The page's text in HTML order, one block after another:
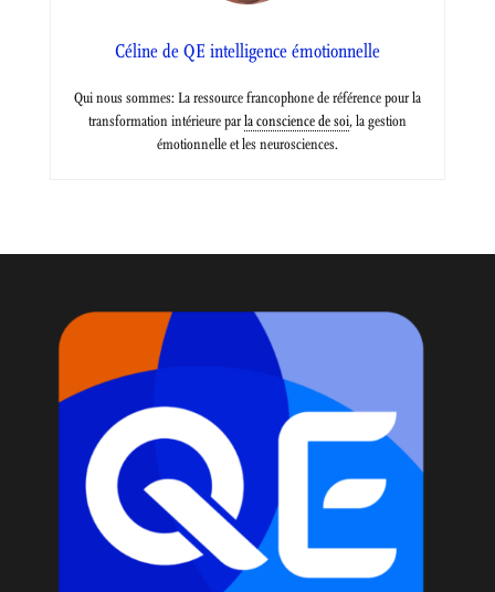
Céline de QE intelligence émotionnelle
Qui nous sommes: La ressource francophone de référence pour la
transformation intérieure parla conscience de soi, la gestion
émotionnelle et les neurosciences.